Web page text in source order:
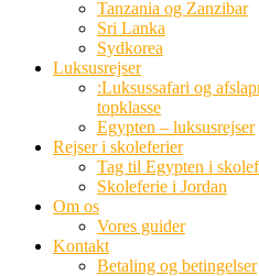
Tanzania og Zanzibar
Sri Lanka
Sydkorea
Luksusrejser
:Luksussafari og
topklasse
Egypten – luksusrejser
Rejser i skoleferier
Tag til Egypten i
Skoleferie i Jordan
Om os
Vores guider
Kontakt
Betaling og betingelser